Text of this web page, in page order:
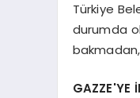
Türkiye
durumda
bakmadan,
GAZZE'YE